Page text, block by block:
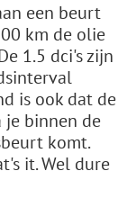
een beurt
km de olie
1.5 dci's zijn
is ook dat de
binnen de
komt.
it. Wel dure